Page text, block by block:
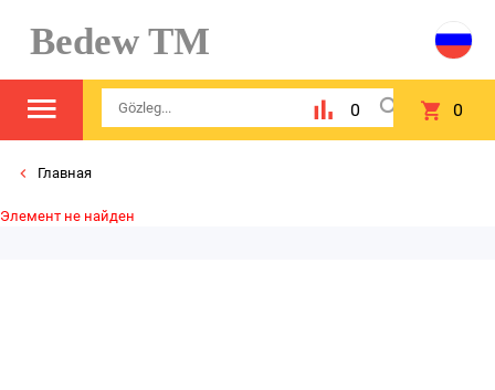
Bedew TM
0 0
Главная
Элемент не найден